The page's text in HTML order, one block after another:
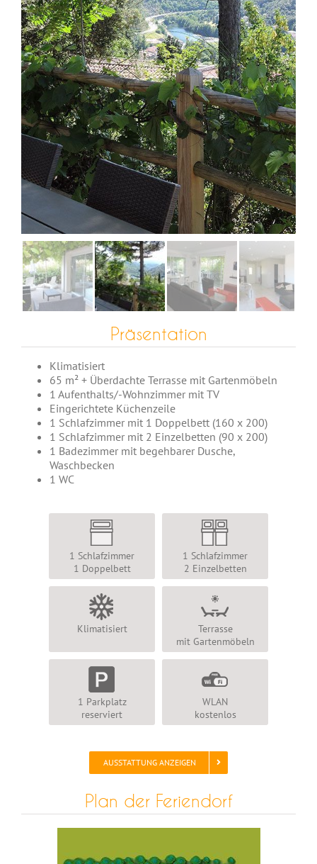
Präsentation
Klimatisiert
65 m² + Überdachte Terrasse mit Gartenmöbeln
1 Aufenthalts/-Wohnzimmer mit TV
Eingerichtete Küchenzeile
1 Schlafzimmer mit 1 Doppelbett (160 x 200)
1 Schlafzimmer mit 2 Einzelbetten (90 x 200)
1 Badezimmer mit begehbarer Dusche,
Waschbecken
1 WC
1 Schlafzimmer
1 Doppelbett
1 Schlafzimmer
2 Einzelbetten
Klimatisiert
Terrasse
mit Gartenmöbeln
1 Parkplatz
reserviert
WLAN
kostenlos
AUSSTATTUNG ANZEIGEN
Plan der Feriendorf